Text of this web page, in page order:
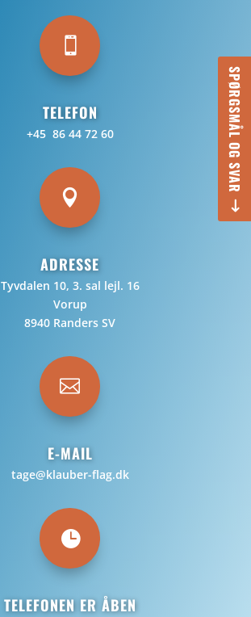
SPØRGSMÅL OG SVAR

TELEFON
+45 86 44 72 60

ADRESSE
Tyvdalen 10, 3. sal lejl. 16
Vorup
8940 Randers SV

E-MAIL
tage@klauber-flag.dk

TELEFONEN ER ÅBEN